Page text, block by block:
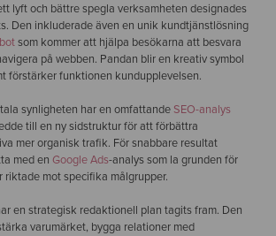
lyft och bättre spegla verksamheten designades
Den inkluderade även en unik kundtjänstlösning
som kommer att hjälpa besökarna att besvara
på webben. Pandan blir en kreativ symbol
förstärker funktionen kundupplevelsen.
synligheten har en omfattandeSEO-analys
till en ny sidstruktur för att förbättra
mer organisk trafik. För snabbare resultat
med en Google Ads-analys som la grunden för
mot specifika målgrupper.
en strategisk redaktionell plan tagits fram. Den
varumärket, bygga relationer med